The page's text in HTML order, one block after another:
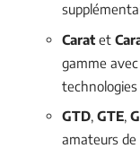
Carat et
gamme
technologies
GTD, GTE,
amateurs